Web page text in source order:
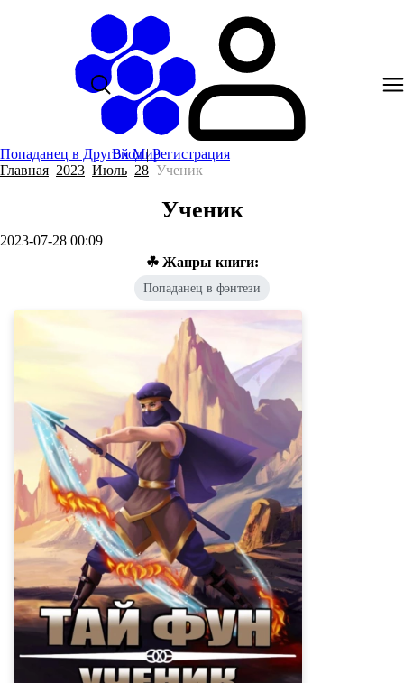
Попаданец в Другой Мир
Вход|Регистрация
Главная 2023 Июль 28 Ученик
Ученик
2023-07-28 00:09
☘ Жанры книги:
Попаданец в фэнтези